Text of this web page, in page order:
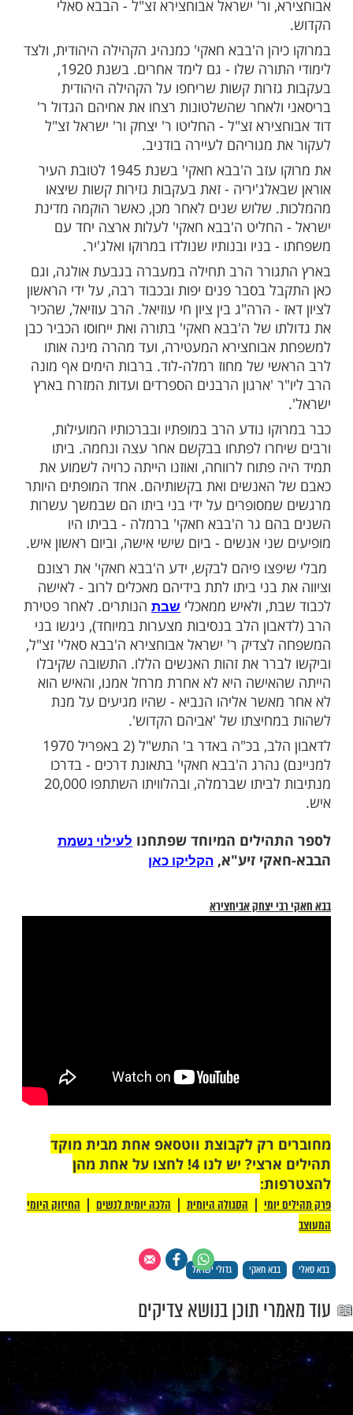
עוד תוכן חדש ומפתיע! התחברו לכל
שלנו בתהיליםבלחיצה כאן >>>​
המכונה 'בבא חאקי' נולד בריסאני
שבמרוקו, בשנת 1895 - לאביו ר' מסעוד אבוחצירא, בנו
יעקב', ר' יעקב אבוחצירא. אחיו הם ר' דוד
ור' ישראל אבוחצירא זצ"ל - הבבא סאלי
ה'בבא חאקי' כמנהיג הקהילה היהודית, ולצד
לימודי התורה שלו - גם לימד אחרים. בשנת 1920,
קשות שריחפו על הקהילה היהודית
שהשלטונות רצחו את אחיהם הגדול ר'
זצ"ל - החליטו ר' יצחק ור' ישראל זצ"ל
לעיירה בודניב.
את מרוקו עזב ה'בבא חאקי' בשנת 1945 לטובת העיר
- זאת בעקבות גזירות קשות שיצאו
שלוש שנים לאחר מכן, כאשר הוקמה מדינת
ה'בבא חאקי' לעלות ארצה יחד עם
ובנותיו שנולדו במרוקו ואלג'יר.
הרב תחילה במעברה בגבעת אולגה, וגם
בסבר פנים יפות ובכבוד רבה, על ידי הראשון
- הרה"ג בין ציון חי עוזיאל. הרב עוזיאל, שהכיר
של ה'בבא חאקי' בתורה ואת ייחוסו הכביר כבן
המעטירה, ועד מהרה מינה אותו
של מחוז רמלה-לוד. ברבות הימים אף מונה
'ארגון הרבנים הספרדים ועדות המזרח בארץ
נודע הרב במופתיו ובברכותיו המועילות,
לפתחו בבקשם אחר עצה ונחמה. ביתו
לרווחה, ואוזנו הייתה כרויה לשמוע את
ואת בקשותיהם. אחד המופתים היותר
על ידי בני ביתו הם שבמשך עשרות
גר ה'בבא חאקי' ברמלה - בביתו היו
אנשים - ביום שישי אישה, וביום ראשון איש.
בני ביתו לתת בידיהם מאכלים לרוב - לאישה
של 'אביהם הקדוש'.
לדאבון הלב, בכ"ה באדר ב' התש"ל (2 באפריל 1970
נהרג ה'בבא חאקי' בתאונת דרכים - בדרכו
מנתיבות לביתו שברמלה, ובהלוויתו השתתפו 20,000
המיוחד שפתחנו
הקליקו כאן
יצחק אביחצירא​